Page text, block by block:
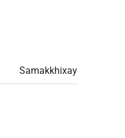
Samakkhixay